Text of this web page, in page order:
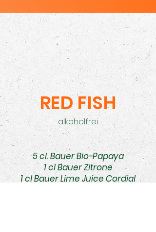
RED FISH
alkoholfrei
5 cl. Bauer Bio-Papaya
1 cl Bauer Zitrone
1 cl Bauer Lime Juice Cordial